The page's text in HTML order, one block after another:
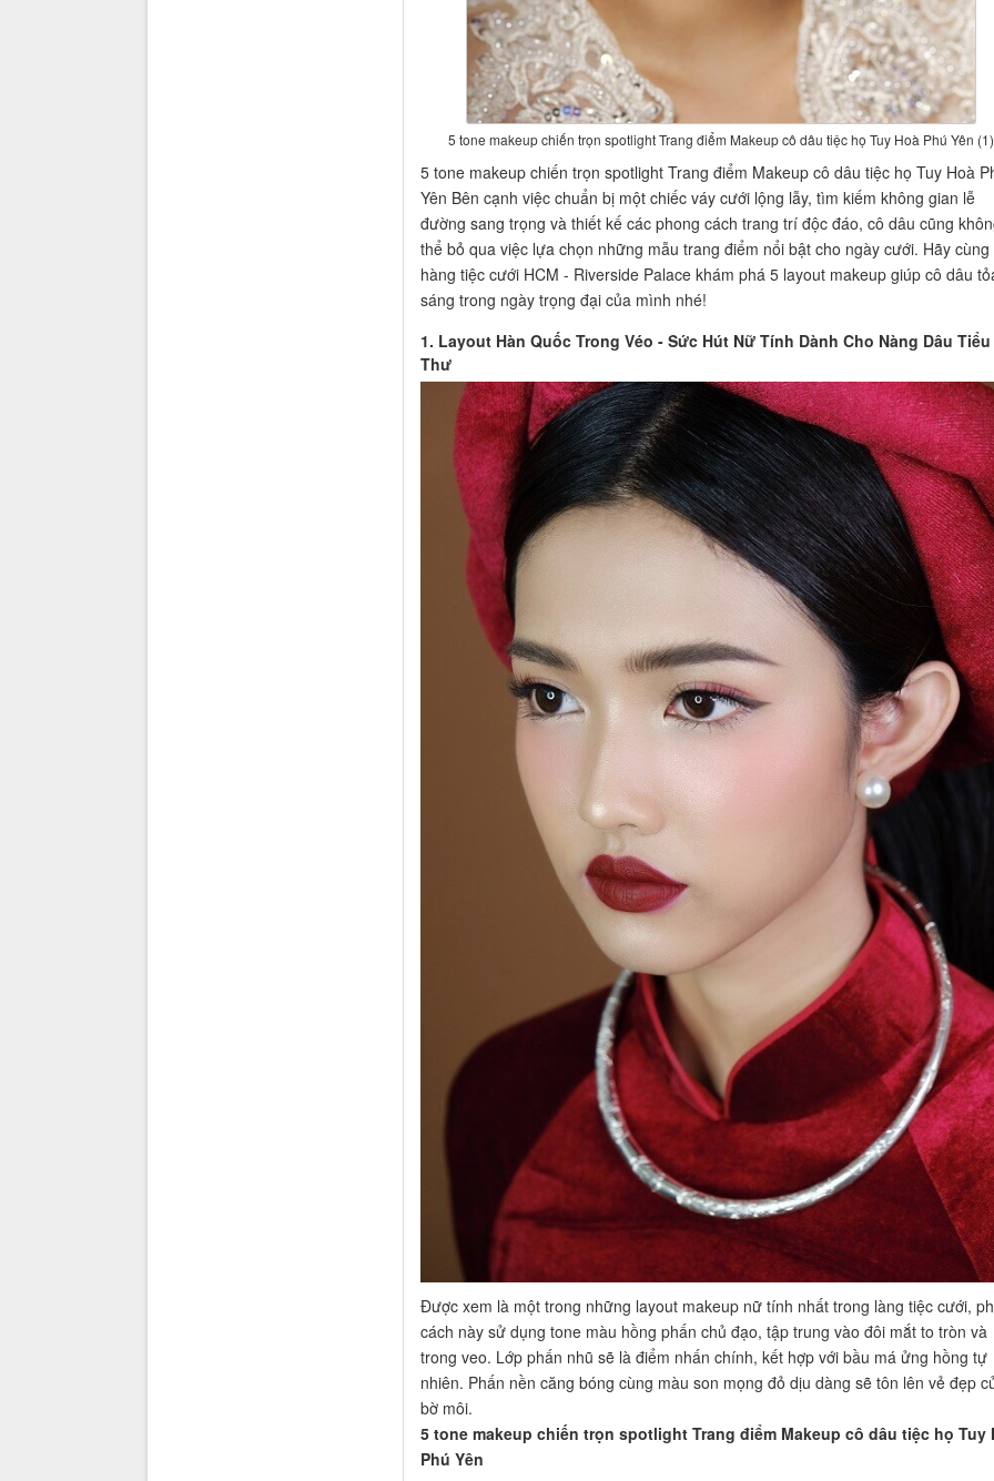
5 tone makeup chiến trọn spotlight Trang điểm Makeup cô dâu tiệc họ Tuy Hoà Phú Yên (1)
5 tone makeup chiến trọn spotlight Trang điểm Makeup cô dâu tiệc họ Tuy Hoà
Yên Bên cạnh việc chuẩn bị một chiếc váy cưới lộng lẫy, tìm kiếm không gian lễ
đường sang trọng và thiết kế các phong cách trang trí độc đáo, cô dâu cũng
thể bỏ qua việc lựa chọn những mẫu trang điểm nổi bật cho ngày cưới. Hãy cùng
hàng tiệc cưới HCM - Riverside Palace khám phá 5 layout makeup giúp cô dâu
sáng trong ngày trọng đại của mình nhé!
1. Layout Hàn Quốc Trong Véo - Sức Hút Nữ Tính Dành Cho Nàng Dâu Tiểu
Thư
Được xem là một trong những layout makeup nữ tính nhất trong làng tiệc cưới,
cách này sử dụng tone màu hồng phấn chủ đạo, tập trung vào đôi mắt to tròn và
trong veo. Lớp phấn nhũ sẽ là điểm nhấn chính, kết hợp với bầu má ửng hồng tự
nhiên. Phấn nền căng bóng cùng màu son mọng đỏ dịu dàng sẽ tôn lên vẻ đẹp
bờ môi.
5 tone makeup chiến trọn spotlight Trang điểm Makeup cô dâu tiệc họ Tuy
Phú Yên